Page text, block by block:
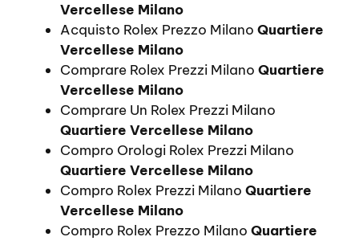
Vercellese Milano
Acquisto Rolex Prezzo Milano Quartiere
Vercellese Milano
Comprare Rolex Prezzi Milano Quartiere
Vercellese Milano
Comprare Un Rolex Prezzi Milano
Quartiere Vercellese Milano
Compro Orologi Rolex Prezzi Milano
Quartiere Vercellese Milano
Compro Rolex Prezzi Milano Quartiere
Vercellese Milano
Compro Rolex Prezzo Milano Quartiere